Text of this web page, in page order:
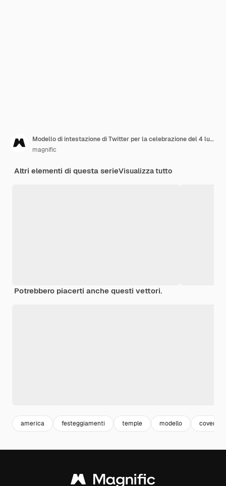
Modello di intestazione di Twitter per la celebrazione del 4 luglio americano
magnific
Altri elementi di questa serieVisualizza tutto
Potrebbero piacerti anche questi vettori.
america festeggiamenti temple modello cover